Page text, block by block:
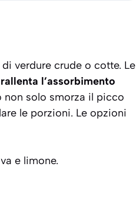
verdure crude o cotte. Le
rallenta l’assorbimento
non solo smorza il picco
le porzioni. Le opzioni
e limone.